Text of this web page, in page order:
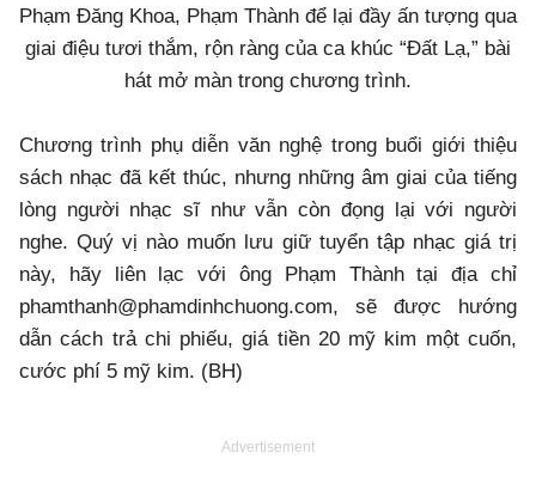
Phạm Đăng Khoa, Phạm Thành để lại đầy ấn tượng qua
giai điệu tươi thắm, rộn ràng của ca khúc “Đất Lạ,” bài
hát mở màn trong chương trình.
Chương trình phụ diễn văn nghệ trong buổi giới thiệu
sách nhạc đã kết thúc, nhưng những âm giai của tiếng
lòng người nhạc sĩ như vẫn còn đọng lại với người
nghe. Quý vị nào muốn lưu giữ tuyển tập nhạc giá trị
này, hãy liên lạc với ông Phạm Thành tại địa chỉ
phamthanh@phamdinhchuong.com, sẽ được hướng
dẫn cách trả chi phiếu, giá tiền 20 mỹ kim một cuốn,
cước phí 5 mỹ kim. (BH)
Advertisement